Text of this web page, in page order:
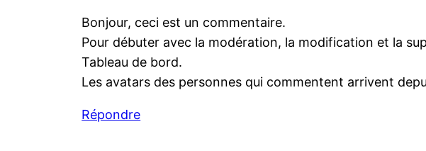
Bonjour, ceci est un commentaire.
Pour débuter avec la modération, la modification et la
Tableau de bord.
Les avatars des personnes qui commentent arrivent
Répondre